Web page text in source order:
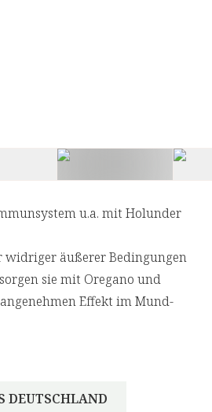
u.a. mit Holunder
widriger äußerer Bedingungen
sie mit Oregano und
Effekt im Mund-
DEUTSCHLAND